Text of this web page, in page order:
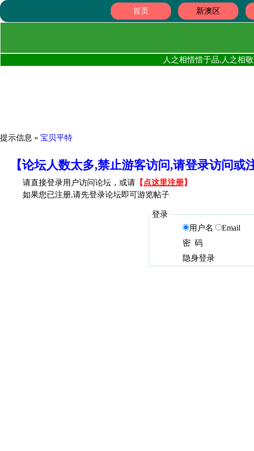
首页 新澳区
人之相惜惜于品,人之相
提示信息 » 宝贝平特
【论坛人数太多,禁止游客访问,请登录访问
请直接登录用户访问论坛，或请 【 点这里注册】
如果您已注册,请先登录论坛即可游览帖子
登录
用户名
Email
密 码
隐身登录